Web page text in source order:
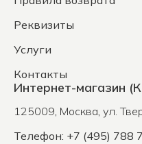
Реквизиты
Услуги
Контакты
Интернет-магазин
125009, Москва, ул.
Телефон: +7 (495) 788